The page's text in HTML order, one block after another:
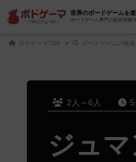
世界のボードゲームを楽
ボードゲーム専門の総合情報
ボドゲーマTOP ボードゲームの検索
2人～6人
ジュ